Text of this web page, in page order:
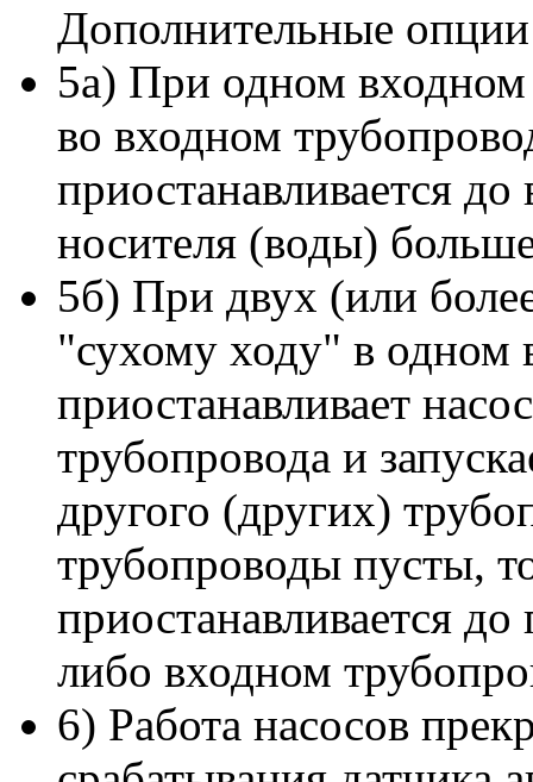
Дополнительные
5а) При одном
во входном
приостанавливается
носителя (воды)
5б) При двух (или
"сухому ходу" в одном
приостанавливает
трубопровода и
другого (других)
трубопроводы пусты,
приостанавливается
либо входном
6) Работа насосов